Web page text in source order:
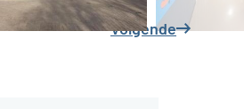
Volgende